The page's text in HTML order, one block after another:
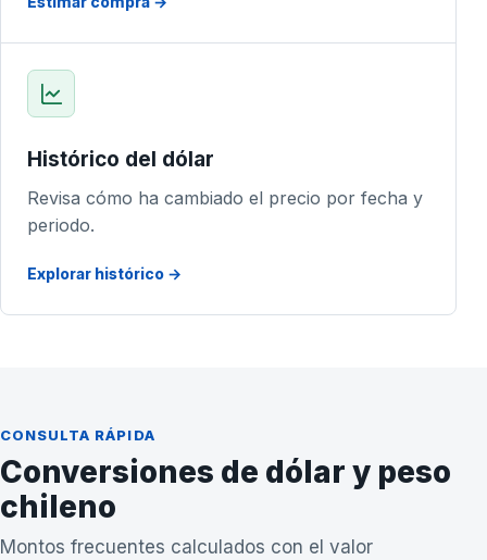
Histórico del dólar
Revisa cómo ha cambiado el precio por fecha y
periodo.
Explorar histórico →
CONSULTA RÁPIDA
Conversiones de dólar y peso
chileno
Montos frecuentes calculados con el valor